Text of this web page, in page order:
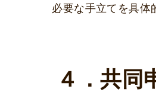
必要な手立てを具体
４．共同